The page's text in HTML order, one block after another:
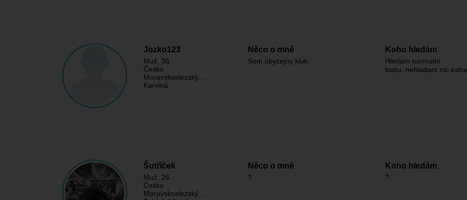
Jozko123
Muž , 36
Česko
Moravskoslezský…
Karviná
Něco o mně
Som obycejny kluk.
Koho hledám
Hledam normalni
babu..nehladam nic extra.
Šutříček
Muž , 26
Česko
Moravskoslezský…
Něco o mně
?
Koho hledám
?